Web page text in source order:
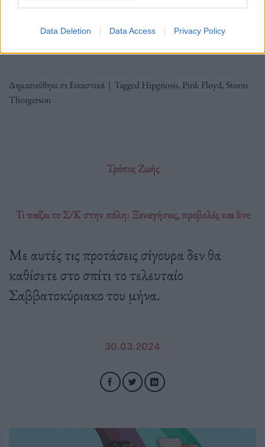
Data Deletion Data Access Privacy Policy
Διαβάστε περισσότερα
Δημοσιεύθηκε σεΕικαστικά | TaggedHipgnosis, Pink Floyd, Storm
Thorgerson
Τρόπος Ζωής
Τι παίζει το Σ/Κ στην πόλη: Ξεναγήσεις, προβολές και live
Με αυτές τις προτάσεις σίγουρα δεν θα
καθίσετε στο σπίτι το τελευταίο
Σαββατοκύριακο του μήνα.
30.03.2024